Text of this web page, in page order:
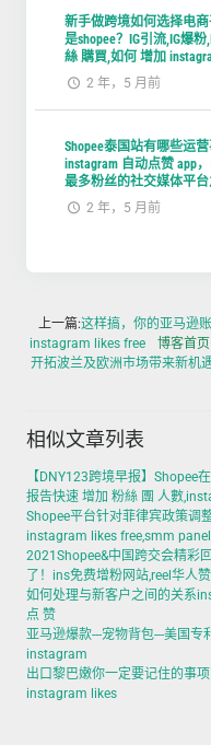
新手做跨境如何选择电
是shopee？IG引流,IG爆
絲 購買,如何 增加
2 年，5 月前
Shopee泰国站有哪些运营
instagram 自动点赞 app
最多粉丝的社交媒体平台
2 年，5 月前
上一篇:这样搞，你的亚马逊
instagram likes free
博客首页
开拓波兰及欧洲市场带来新机
相似文章列表
【DNY123跨境早报】Shopee
报告快速 增加 粉絲 團 人數
Shopee平台针对菲律宾政策调
instagram likes free,smm
2021Shopee&中国跨交会精彩
了！ins免费增粉网站,reel华人
如何处理与新客户之间的关系
点 赞
亚马逊爆款---宠物背包---美国
instagram
出口黎巴嫩你一定要记住的事
instagram likes